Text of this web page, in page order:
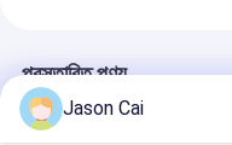
প্রস্তাবিত পণ্য
Jason Cai